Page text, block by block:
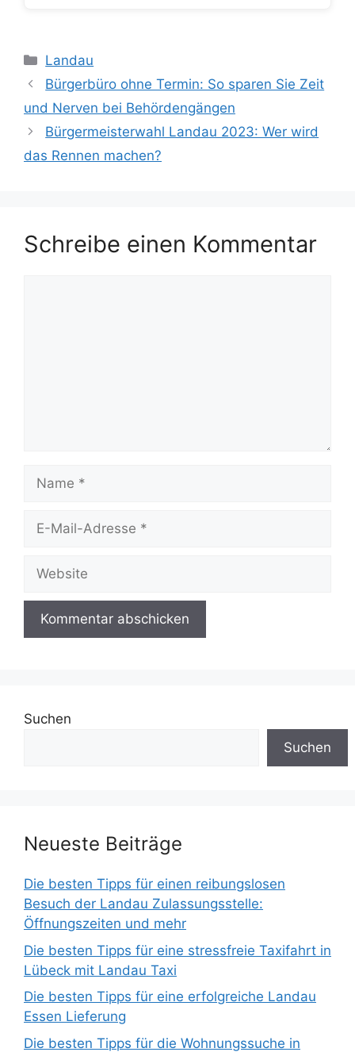
Kategorien
Landau
Bürgerbüro ohne Termin: So sparen Sie Zeit
und Nerven bei Behördengängen
Bürgermeisterwahl Landau 2023: Wer wird
das Rennen machen?
Schreibe einen Kommentar
Name
Website
Suchen
Suchen
Neueste Beiträge
Die besten Tipps für einen reibungslosen
Besuch der Landau Zulassungsstelle:
Öffnungszeiten und mehr
Die besten Tipps für eine stressfreie Taxifahrt in
Lübeck mit Landau Taxi
Die besten Tipps für eine erfolgreiche Landau
Essen Lieferung
Die besten Tipps für die Wohnungssuche in